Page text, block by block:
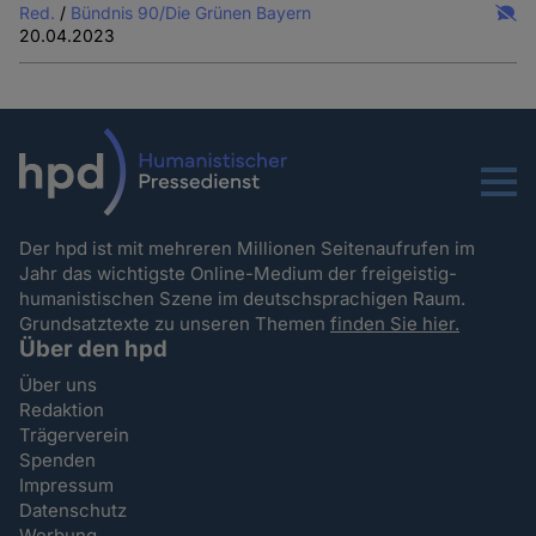
Red. / Bündnis 90/Die Grünen Bayern
20.04.2023
Menu
Der hpd ist mit mehreren Millionen Seitenaufrufen im
Jahr das wichtigste Online-Medium der freigeistig-
humanistischen Szene im deutschsprachigen Raum.
Grundsatztexte zu unseren Themenfinden Sie hier.
Über den hpd
Über uns
Redaktion
Trägerverein
Spenden
Impressum
Datenschutz